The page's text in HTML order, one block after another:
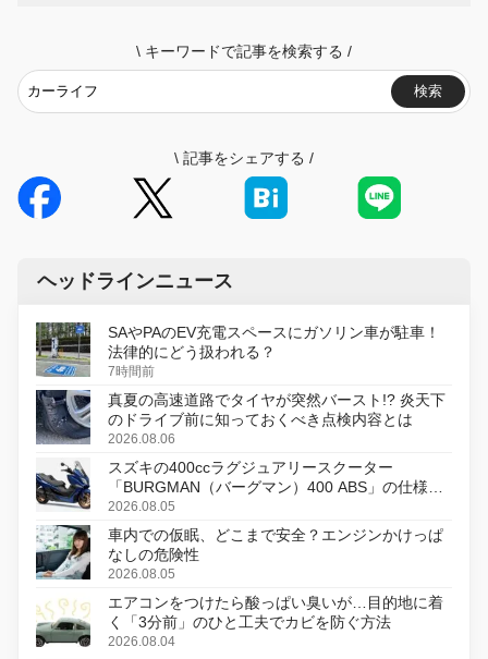
\ キーワードで記事を検索する /
検索
\ 記事をシェアする /
ヘッドラインニュース
SAやPAのEV充電スペースにガソリン車が駐車！
法律的にどう扱われる？
7時間前
真夏の高速道路でタイヤが突然バースト!? 炎天下
のドライブ前に知っておくべき点検内容とは
2026.08.06
スズキの400ccラグジュアリースクーター
「BURGMAN（バーグマン）400 ABS」の仕様を
変更し、8月18日に発売
2026.08.05
車内での仮眠、どこまで安全？エンジンかけっぱ
なしの危険性
2026.08.05
エアコンをつけたら酸っぱい臭いが…目的地に着
く「3分前」のひと工夫でカビを防ぐ方法
2026.08.04